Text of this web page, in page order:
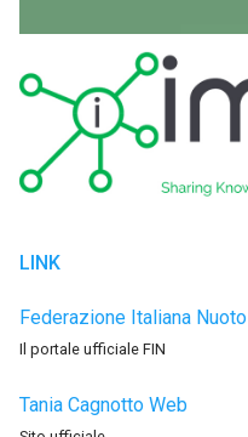
LINK
Federazione Italiana Nuoto
Il portale ufficiale FIN
Tania Cagnotto Web